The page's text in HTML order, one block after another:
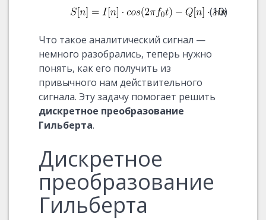
(10)
Что такое аналитический сигнал —
немного разобрались, теперь нужно
понять, как его получить из
привычного нам действительного
сигнала. Эту задачу помогает решить
дискретное преобразование
Гильберта.
Дискретное
преобразование
Гильберта